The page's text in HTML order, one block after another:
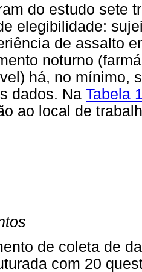
do estudo sete
elegibilidade:
de assalto
noturno
há, no mínimo,
dados. Na Tabela
ao local de
de coleta de
com 20